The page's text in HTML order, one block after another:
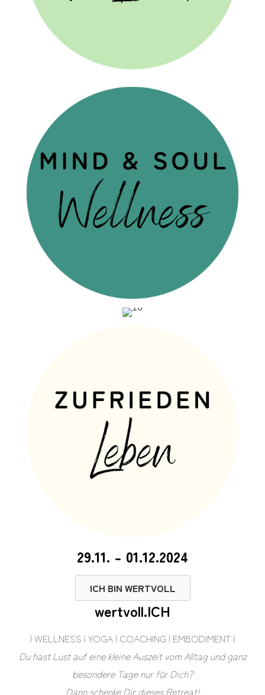
29.11. - 01.12.2024
ICH BIN WERTVOLL
wertvoll.ICH
| WELLNESS | YOGA | COACHING | EMBODIMENT |
Du hast Lust auf eine kleine Auszeit vom Alltag und ganz
besondere Tage nur für Dich?
Dann schenke Dir dieses Retreat!